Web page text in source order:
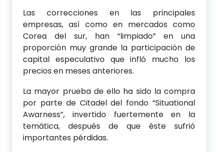
Las correcciones en las principales
empresas, así como en mercados como
Corea del sur, han “limpiado” en una
proporción muy grande la participación de
capital especulativo que infló mucho los
precios en meses anteriores.
La mayor prueba de ello ha sido la compra
por parte de Citadel del fondo “Situational
Awarness”, invertido fuertemente en la
temática, después de que éste sufrió
importantes pérdidas.